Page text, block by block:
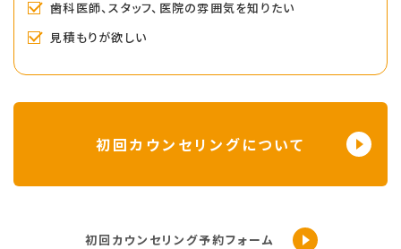
歯科医師、スタッフ、医院の雰囲気を知りたい
見積もりが欲しい
初回カウンセリングについて
初回カウンセリング予約フォーム